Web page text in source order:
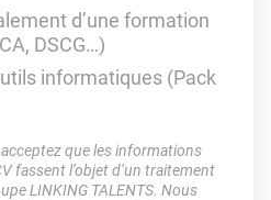
d’une formation
DSCG…)
informatiques (Pack
que les informations
fassent l’objet d’un traitement
LINKING TALENTS. Nous